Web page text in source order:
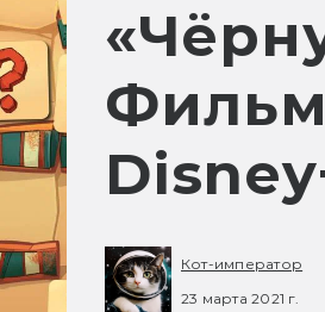
Фильм
Кот-император
23 марта 2021 г.